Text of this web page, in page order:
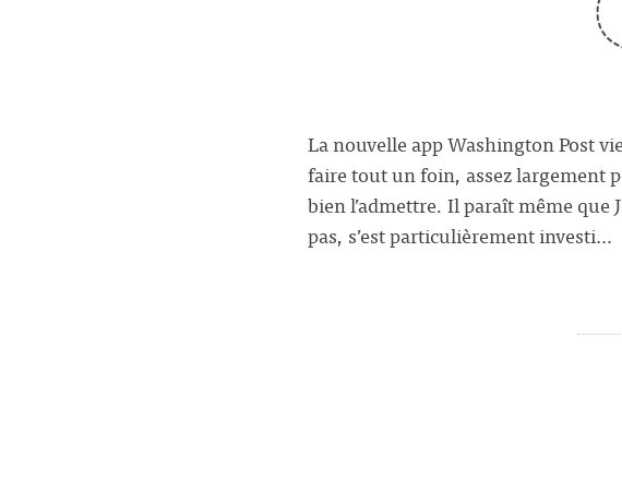
La nouvelle app Washington Post
faire tout un foin, assez largement
bien l’admettre. Il paraît même que
pas, s’est particulièrement investi…